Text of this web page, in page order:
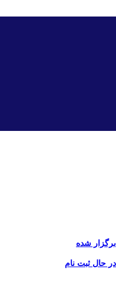
برگزار شده
حال ثبت نام